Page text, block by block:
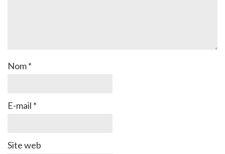
Nom*
E-mail *
Site web